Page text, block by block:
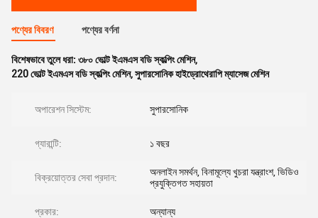
পণ্যের বিবরণ পণ্যের বর্ণনা
বিশেষভাবে তুলে ধরা: ৩৮০ ভোল্ট ইএমএস বডি স্কল্পিং মেশিন,
220 ভোল্ট ইএমএস বডি স্কল্পিং মেশিন,সুপারসোনিক হাইড্রোথেরাপি ম্যাসেজ মেশিন
অপারেশন সিস্টেম: সুপারসোনিক
গ্যারান্টি: ১ বছর
বিক্রয়োত্তর সেবা প্রদান:
অনলাইন সমর্থন, বিনামূল্যে খুচরা যন্ত্রাংশ, ভিডিও
প্রযুক্তিগত সহায়তা
প্রকার: অন্যান্য